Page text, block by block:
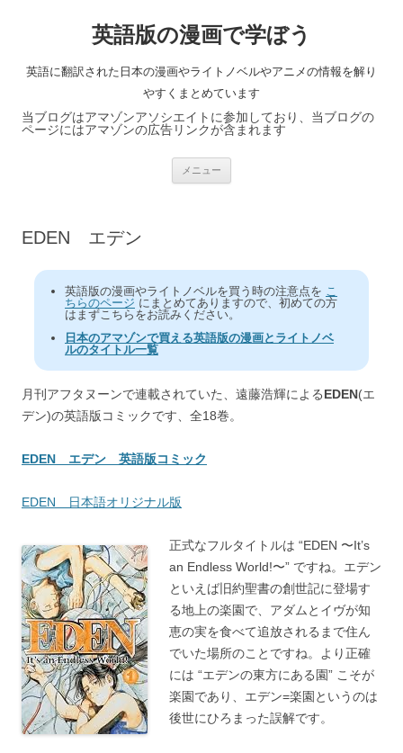
英語版の漫画で学ぼう
英語に翻訳された日本の漫画やライトノベルやアニメの情報を解り
やすくまとめています
当ブログはアマゾンアソシエイトに参加しており、当ブログの
ページにはアマゾンの広告リンクが含まれます
メニュー
EDEN エデン
英語版の漫画やライトノベルを買う時の注意点を こ
ちらのページ にまとめてありますので、初めての方
はまずこちらをお読みください。
日本のアマゾンで買える英語版の漫画とライトノベ
ルのタイトル一覧
月刊アフタヌーンで連載されていた、遠藤浩輝によるEDEN(エ
デン)の英語版コミックです、全18巻。
EDEN エデン 英語版コミック
EDEN 日本語オリジナル版
正式なフルタイトルは “EDEN 〜It’s
an Endless World!〜” ですね。エデン
といえば旧約聖書の創世記に登場す
る地上の楽園で、アダムとイヴが知
恵の実を食べて追放されるまで住ん
でいた場所のことですね。より正確
には “エデンの東方にある園” こそが
楽園であり、エデン=楽園というのは
後世にひろまった誤解です。